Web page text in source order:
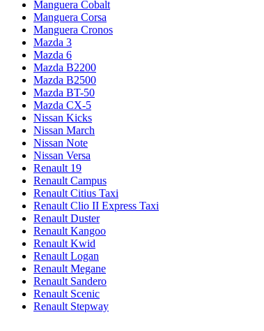
Manguera Cobalt
Manguera Corsa
Manguera Cronos
Mazda 3
Mazda 6
Mazda B2200
Mazda B2500
Mazda BT-50
Mazda CX-5
Nissan Kicks
Nissan March
Nissan Note
Nissan Versa
Renault 19
Renault Campus
Renault Citius Taxi
Renault Clio II Express Taxi
Renault Duster
Renault Kangoo
Renault Kwid
Renault Logan
Renault Megane
Renault Sandero
Renault Scenic
Renault Stepway